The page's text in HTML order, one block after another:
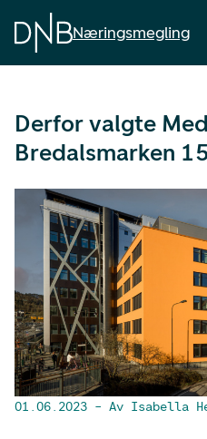
Næringsmegling
Derfor valgte
Bredalsmarken
01.06.2023 – Av Isabella